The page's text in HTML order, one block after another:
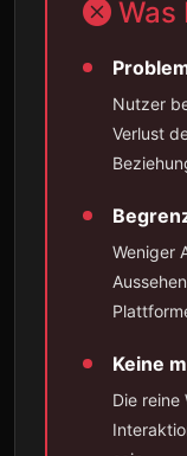
Was
Nutzer
Verlust
Weniger
Keine
Die